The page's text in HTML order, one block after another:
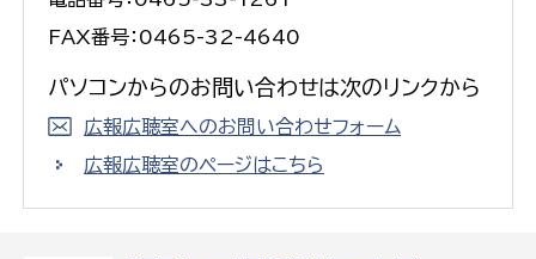
FAX番号：0465-32-4640
パソコンからのお問い合わせは次のリンクから
広報広聴室へのお問い合わせフォーム
広報広聴室のページはこちら